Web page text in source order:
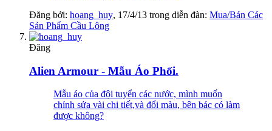
Đăng bởi: hoang_huy, 17/4/13 trong diễn đàn: Mua/Bán Các
Sản Phẩm Cầu Lông
Đăng
Alien Armour - Mẫu Áo Phối.
Mẫu áo của đội tuyển các nước, mình muốn
chỉnh sửa vài chi tiết,và đổi màu, bên bác có làm
được không?